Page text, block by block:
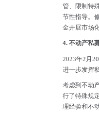
管、限制特
节性指导。
金开展市场
4. 不动产私
2023年2月
进一步发挥
考虑到不动
行了特殊规
理经验和不